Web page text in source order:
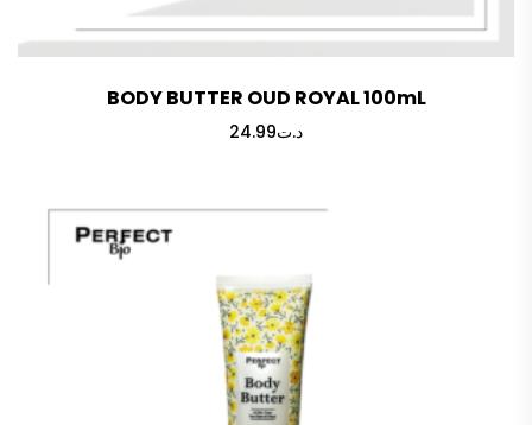
BODY BUTTER OUD ROYAL 100mL
د.ت24.99